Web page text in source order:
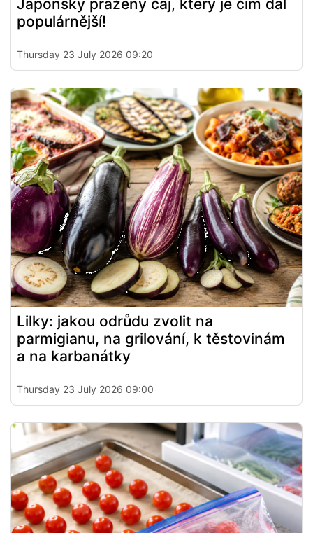
Japonský pražený čaj, který je čím dál
populárnější!
Thursday 23 July 2026 09:20
Lilky: jakou odrůdu zvolit na
parmigianu, na grilování, k těstovinám
a na karbanátky
Thursday 23 July 2026 09:00